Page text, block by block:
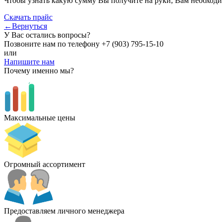
Скачать прайс
←Вернуться
У Вас остались вопросы?
Позвоните нам по телефону +7 (903) 795-15-10
или
Напишите нам
Почему именно мы?
Максимальные цены
Огромный ассортимент
Предоставляем личного менеджера